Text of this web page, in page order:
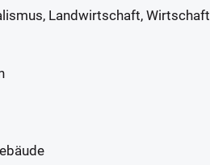
Landwirtschaft, Wirtschaft